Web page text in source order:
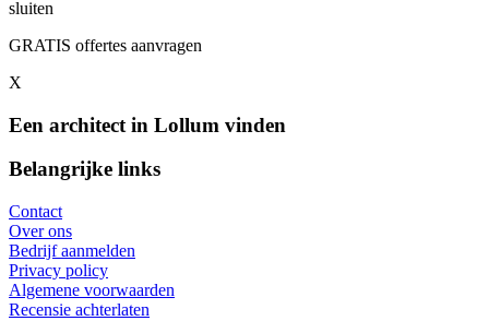
sluiten
GRATIS offertes aanvragen
X
Een architect in Lollum vinden
Belangrijke links
Contact
Over ons
Bedrijf aanmelden
Privacy policy
Algemene voorwaarden
Recensie achterlaten